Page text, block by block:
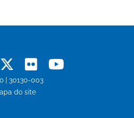
Whatsapp
X Flickr
| 30130-003
do site